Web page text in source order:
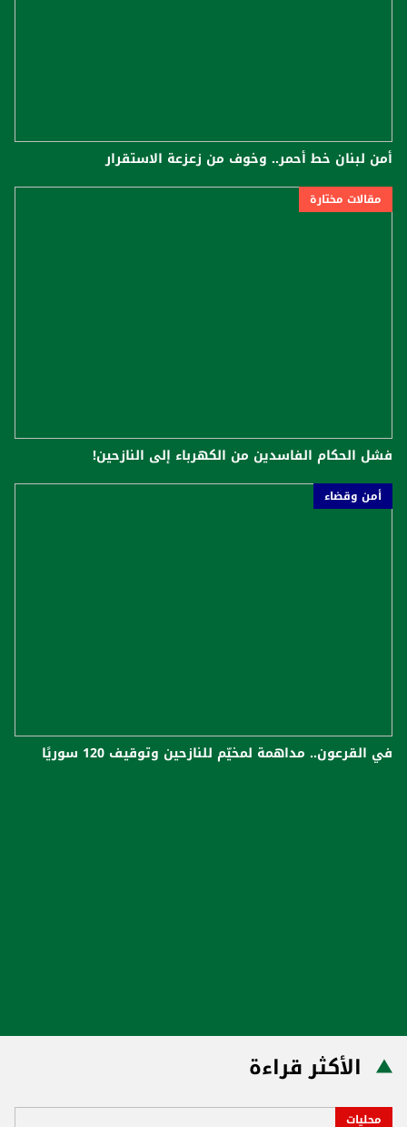
أمن لبنان خط أحمر.. وخوف من زعزعة الاستقرار
مقالات مختارة
فشل الحكام الفاسدين من الكهرباء إلى النازحين!
أمن وقضاء
في القرعون.. مداهمة لمخيّم للنازحين وتوقيف 120 سوريًا
الأكثر قراءة
محليات